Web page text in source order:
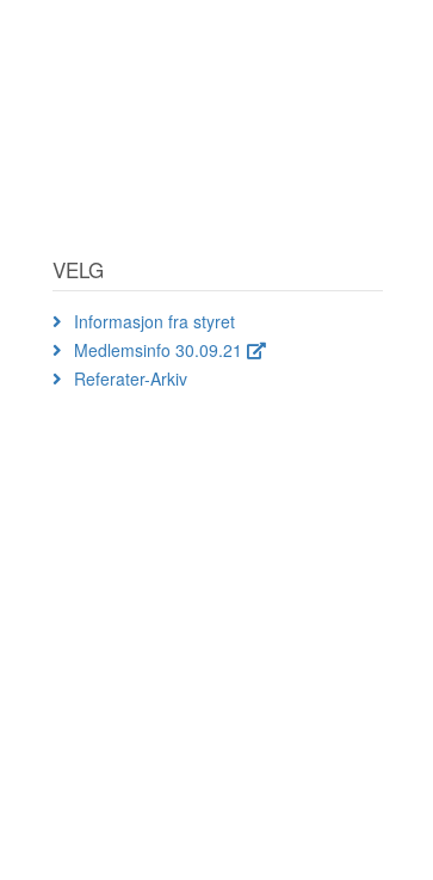
VELG
Informasjon fra styret
Medlemsinfo 30.09.21
Referater-Arkiv